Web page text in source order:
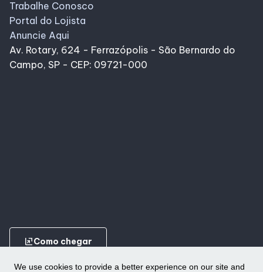
We use cookies to provide a better experience on our site and
Trabalhe Conosco
Portal do Lojista
Anuncie Aqui
Av. Rotary, 624 - Ferrazópolis - São Bernardo do
Campo, SP - CEP: 09721-000
ungroupComo chegar